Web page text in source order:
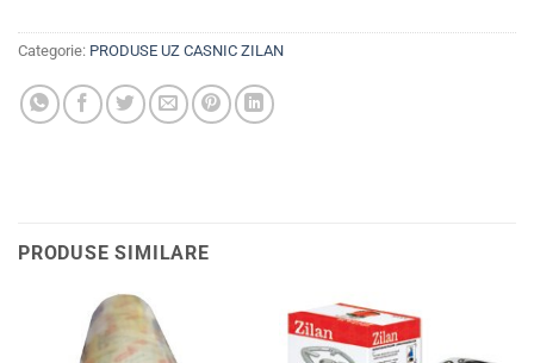
Categorie: PRODUSE UZ CASNIC ZILAN
PRODUSE SIMILARE